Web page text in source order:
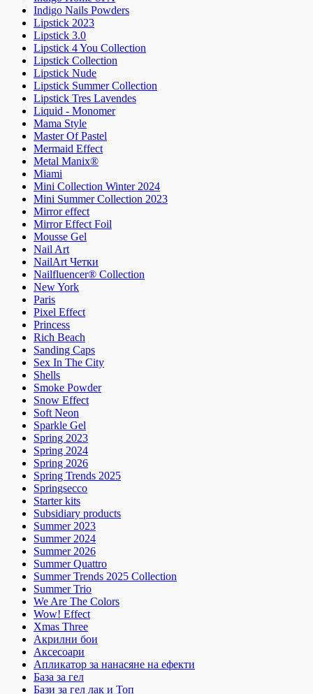
Indigo Nails Powders
Lipstick 2023
Lipstick 3.0
Lipstick 4 You Collection
Lipstick Collection
Lipstick Nude
Lipstick Summer Collection
Lipstick Tres Lavendes
Liquid - Monomer
Mama Style
Master Of Pastel
Mermaid Effect
Metal Manix®
Miami
Mini Collection Winter 2024
Mini Summer Collection 2023
Mirror effect
Mirror Effect Foil
Mousse Gel
Nail Art
NailArt Четки
Nailfluencer® Collection
New York
Paris
Pixel Effect
Princess
Rich Beach
Sanding Caps
Sex In The City
Shells
Smoke Powder
Snow Effect
Soft Neon
Sparkle Gel
Spring 2023
Spring 2024
Spring 2026
Spring Trends 2025
Springsecco
Starter kits
Subsidiary products
Summer 2023
Summer 2024
Summer 2026
Summer Quattro
Summer Trends 2025 Collection
Summer Trio
We Are The Colors
Wow! Effect
Xmas Three
Акрилни бои
Аксесоари
Апликатор за нанасяне на ефекти
База за гел
Бази за гел лак и Топ